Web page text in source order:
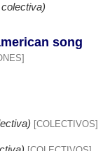
song
[COLECTIVOS]